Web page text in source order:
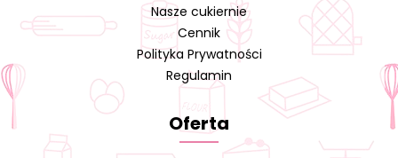
Nasze cukiernie
Cennik
Polityka Prywatności
Regulamin
Oferta